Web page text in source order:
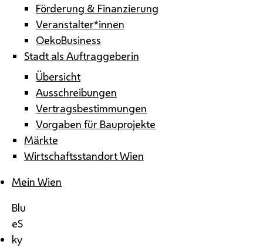
Förderung & Finanzierung
Veranstalter*innen
OekoBusiness
Stadt als Auftraggeberin
Übersicht
Ausschreibungen
Vertragsbestimmungen
Vorgaben für Bauprojekte
Märkte
Wirtschaftsstandort Wien
Mein Wien
Blu
eS
ky